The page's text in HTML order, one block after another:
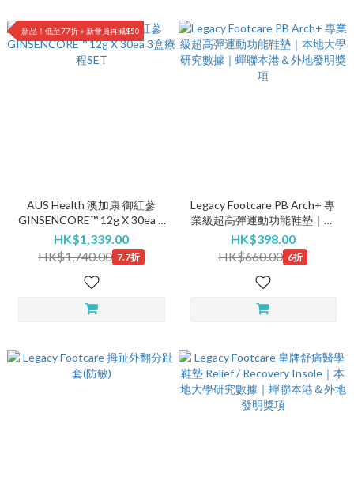
新品！低至77折＋新會員再減$50
AUS Health 澳加康 御紅蔘
GINSENCORE™ 12g X 30ea 3
盒療程SET
HK$1,339.00
HK$1,740.00 7.7折
Legacy Footcare PB Arch+ 專
業級超高彈運動功能鞋墊｜本
地大學研究數據｜蟬聯本港＆
外地發明獎項
HK$398.00
HK$660.00 6折